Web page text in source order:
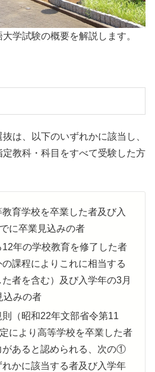
学試験の概要を解説します。
は、以下のいずれかに該当し、
教科・科目をすべて受験した方
育学校を卒業した者及び入
に卒業見込みの者
年の学校教育を修了した者
の課程によりこれに相当する
者を含む）及び入学年の3月
込みの者
（昭和22年文部省令第11
により高等学校を卒業した者
があると認められる、次の①
かに該当する者及び入学年